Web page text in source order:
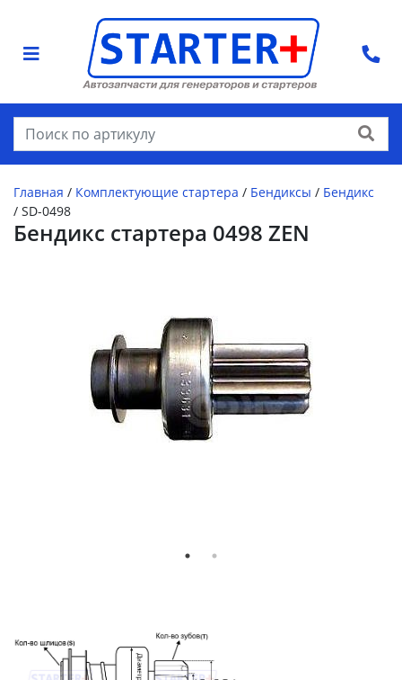
Найти
Главная / Комплектующие стартера / Бендиксы / Бендикс
/ SD-0498
Бендикс стартера 0498 ZEN